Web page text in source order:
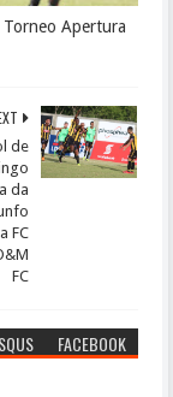
Apertura
de
da
FC
FC
FACEBOOK